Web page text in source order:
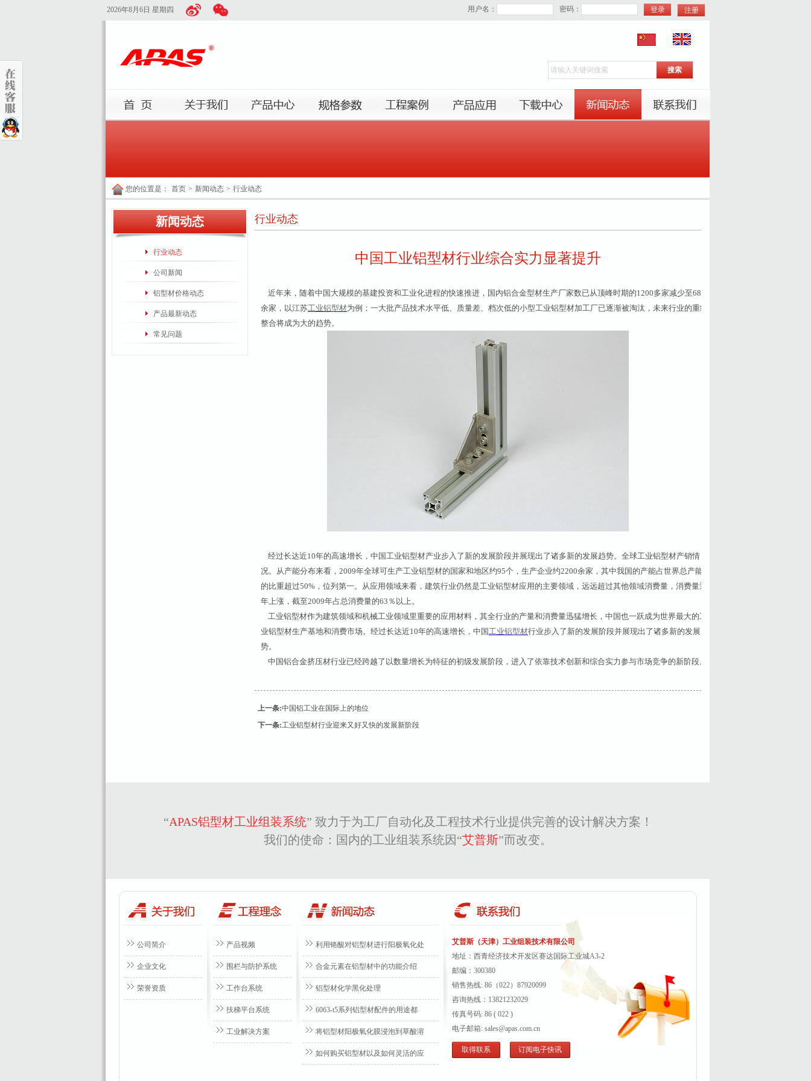
2026年8月6日 星期四 用户名： 密码： 注册
您的位置是： 首页 > 新闻动态 > 行业动态
新闻动态
行业动态
公司新闻
铝型材价格动态
产品最新动态
常见问题
行业动态
中国工业铝型材行业综合实力显著提升
近年来，随着中国大规模的基建投资和工业化进程的快速推进，国内铝合金型材生产厂家数已从顶峰时期的1200多家减少至680
余家，以江苏工业铝型材为例；一大批产品技术水平低、质量差、档次低的小型工业铝型材加工厂已逐渐被淘汰，未来行业的重组
整合将成为大的趋势。
经过长达近10年的高速增长，中国工业铝型材产业步入了新的发展阶段并展现出了诸多新的发展趋势。全球工业铝型材产销情
况。从产能分布来看，2009年全球可生产工业铝型材的国家和地区约95个，生产企业约2200余家，其中我国的产能占世界总产能
的比重超过50%，位列第一。从应用领域来看，建筑行业仍然是工业铝型材应用的主要领域，远远超过其他领域消费量，消费量逐
年上涨，截至2009年占总消费量的63％以上。
工业铝型材作为建筑领域和机械工业领域里重要的应用材料，其全行业的产量和消费量迅猛增长，中国也一跃成为世界最大的工
业铝型材生产基地和消费市场。经过长达近10年的高速增长，中国工业铝型材行业步入了新的发展阶段并展现出了诸多新的发展趋
势。
中国铝合金挤压材行业已经跨越了以数量增长为特征的初级发展阶段，进入了依靠技术创新和综合实力参与市场竞争的新阶段。
上一条:中国铝工业在国际上的地位
下一条:工业铝型材行业迎来又好又快的发展新阶段
“APAS铝型材工业组装系统” 致力于为工厂自动化及工程技术行业提供完善的设计解决方案！
我们的使命：国内的工业组装系统因“艾普斯”而改变。
公司简介
企业文化
荣誉资质
产品视频
围栏与防护系统
工作台系统
扶梯平台系统
工业解决方案
利用铬酸对铝型材进行阳极氧化处
合金元素在铝型材中的功能介绍
铝型材化学黑化处理
6063-t5系列铝型材配件的用途都
将铝型材阳极氧化膜浸泡到草酸溶
如何购买铝型材以及如何灵活的应
艾普斯（天津）工业组装技术有限公司
地址： 西青经济技术开发区赛达国际工业城A3-2
邮编：300380
销售热线: 86（022）87920099
咨询热线 ：13821232029
传真号码: 86 ( 022 )
电子邮箱: sales@apas.com.cn
取得联系 订阅电子快讯